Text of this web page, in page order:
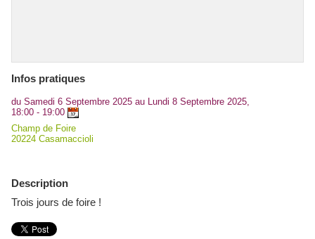
Infos pratiques
du Samedi 6 Septembre 2025 au Lundi 8 Septembre 2025,
18:00 - 19:00
Champ de Foire
20224 Casamaccioli
Description
Trois jours de foire !